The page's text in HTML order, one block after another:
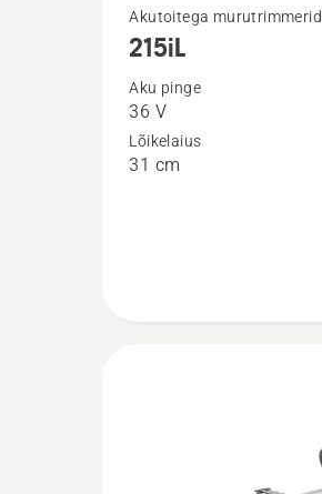
Vaata
rohkem
üksikasju
toote
215iL
Akutoitega murutrimmerid
215iL
Aku pinge
36 V
Lõikelaius
31 cm